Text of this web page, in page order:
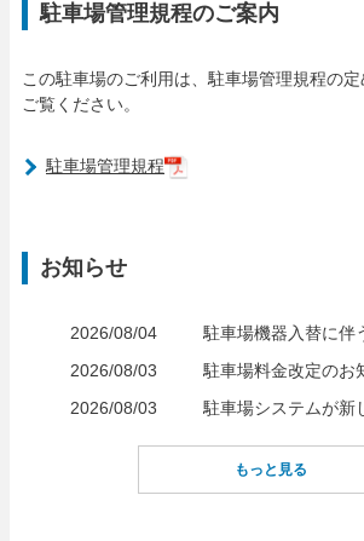
駐車場管理規程のご案内
この駐車場のご利用は、駐車場管理規程の定
ご覧ください。
駐車場管理規程
お知らせ
2026/08/04
2026/08/03
駐車場料金改定のお
2026/08/03
駐車場システムが新
もっと見る